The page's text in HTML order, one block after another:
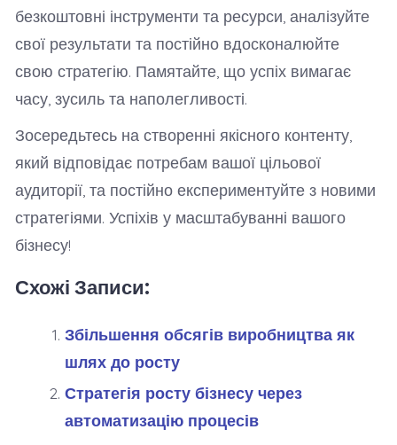
безкоштовні інструменти та ресурси, аналізуйте
свої результати та постійно вдосконалюйте
свою стратегію. Памятайте, що успіх вимагає
часу, зусиль та наполегливості.
Зосередьтесь на створенні якісного контенту,
який відповідає потребам вашої цільової
аудиторії, та постійно експериментуйте з новими
стратегіями. Успіхів у масштабуванні вашого
бізнесу!
Схожі Записи:
Збільшення обсягів виробництва як
шлях до росту
Стратегія росту бізнесу через
автоматизацію процесів